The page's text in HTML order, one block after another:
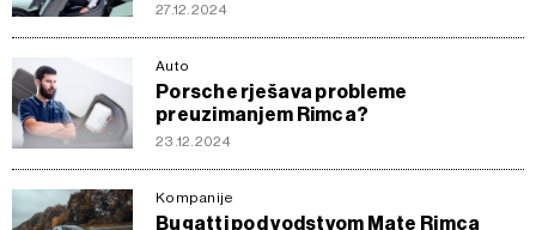
27.12.2024
Auto
Porsche rješava probleme
preuzimanjem Rimca?
23.12.2024
Kompanije
Bugatti pod vodstvom Mate Rimca